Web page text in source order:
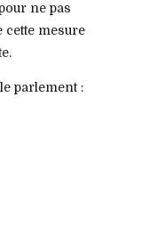
ne pas
cette mesure
parlement :